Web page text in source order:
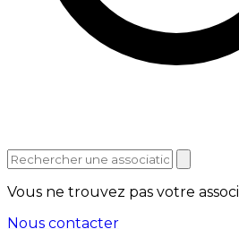
Vous ne trouvez pas votre
Nous contacter